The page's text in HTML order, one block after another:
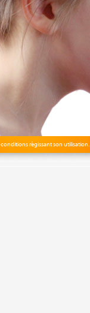
conditions régissant son utilisation